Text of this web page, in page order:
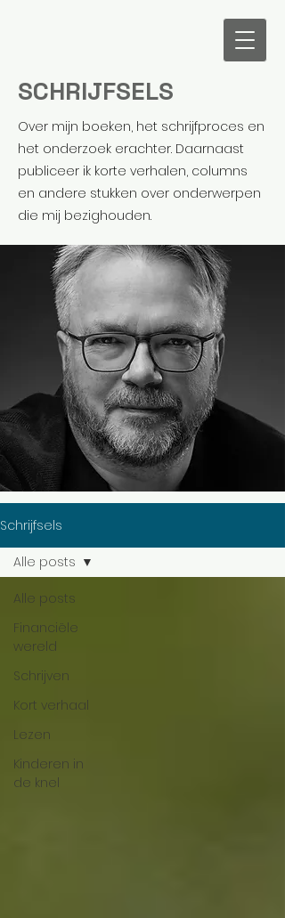
SCHRIJFSELS
Over mijn boeken, het schrijfproces en
het onderzoek erachter. Daarnaast
publiceer ik korte verhalen, columns
en andere stukken over onderwerpen
die mij bezighouden.
Schrijfsels
Alle posts
Financiële
wereld
Schrijven
Kort verhaal
Lezen
Kinderen in
de knel
Alle posts